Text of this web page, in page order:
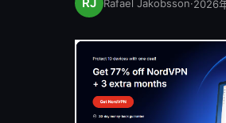
Rafael Jakobsson·2026